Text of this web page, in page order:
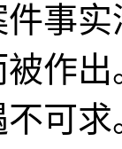
事
作
可